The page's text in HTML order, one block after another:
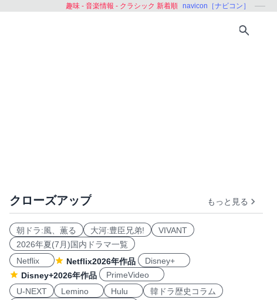
趣味 - 音楽情報 - クラシック 新着順 navicon［ナビコン］
クローズアップ もっと見る
朝ドラ:風、薫る 大河:豊臣兄弟!
VIVANT
2026年夏(7月)国内ドラマ一覧
Netflix
Netflix2026年作品
Disney+
Disney+2026年作品
PrimeVideo
U-NEXT
Lemino Hulu
韓ドラ歴史コラム